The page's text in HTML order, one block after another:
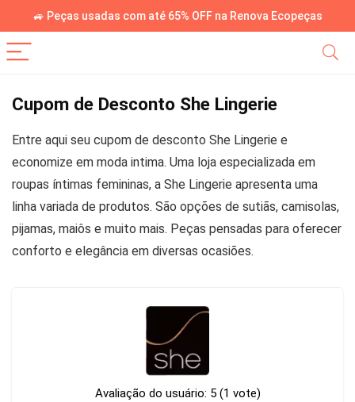
🚙 Peças usadas com até 65% OFF na Renova Ecopeças
Cupom de Desconto She Lingerie
Entre aqui seu cupom de desconto She Lingerie e
economize em moda intima. Uma loja especializada em
roupas íntimas femininas, a She Lingerie apresenta uma
linha variada de produtos. São opções de sutiãs, camisolas,
pijamas, maiôs e muito mais. Peças pensadas para oferecer
conforto e elegância em diversas ocasiões.
Avaliação do usuário: 5 (1 vote)